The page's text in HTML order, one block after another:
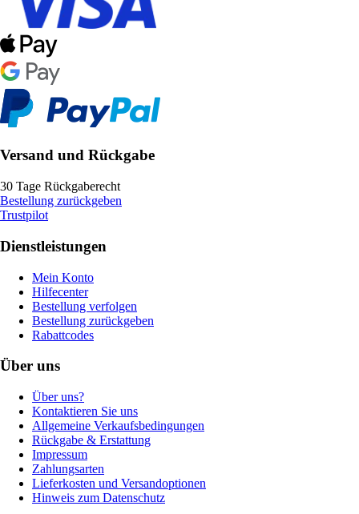
Versand und Rückgabe
30 Tage Rückgaberecht
Bestellung zurückgeben
Trustpilot
Dienstleistungen
Mein Konto
Hilfecenter
Bestellung verfolgen
Bestellung zurückgeben
Rabattcodes
Über uns
Über uns?
Kontaktieren Sie uns
Allgemeine Verkaufsbedingungen
Rückgabe & Erstattung
Impressum
Zahlungsarten
Lieferkosten und Versandoptionen
Hinweis zum Datenschutz